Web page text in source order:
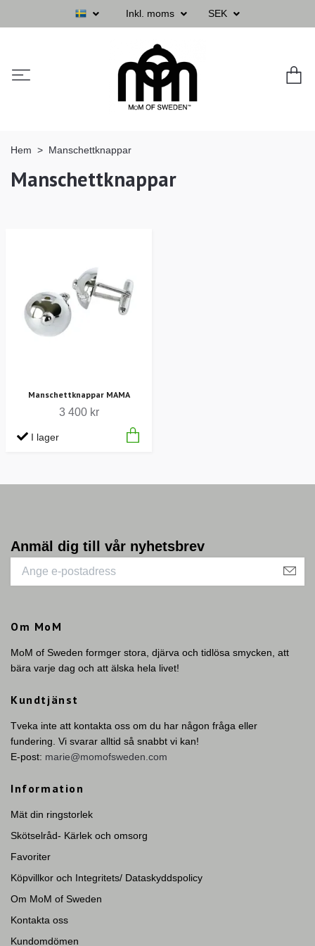
Inkl. moms SEK
Hem Manschettknappar
Manschettknappar
Manschettknappar MAMA
3 400 kr
I lager
Anmäl dig till vår nyhetsbrev
Om MoM
MoM of Sweden formger stora, djärva och tidlösa smycken, att
bära varje dag och att älska hela livet!
Kundtjänst
Tveka inte att kontakta oss om du har någon fråga eller
fundering. Vi svarar alltid så snabbt vi kan!
E-post: marie@momofsweden.com
Information
Mät din ringstorlek
Skötselråd- Kärlek och omsorg
Favoriter
Köpvillkor och Integritets/ Dataskyddspolicy
Om MoM of Sweden
Kontakta oss
Kundomdömen